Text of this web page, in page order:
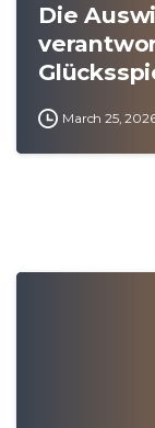
Die
March 25,